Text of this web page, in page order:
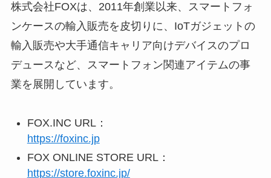
株式会社FOXは、2011年創業以来、スマートフォ
ンケースの輸入販売を皮切りに、IoTガジェットの
輸入販売や大手通信キャリア向けデバイスのプロ
デュースなど、スマートフォン関連アイテムの事
業を展開しています。
FOX.INC URL：
https://foxinc.jp
FOX ONLINE STORE URL：
https://store.foxinc.jp/